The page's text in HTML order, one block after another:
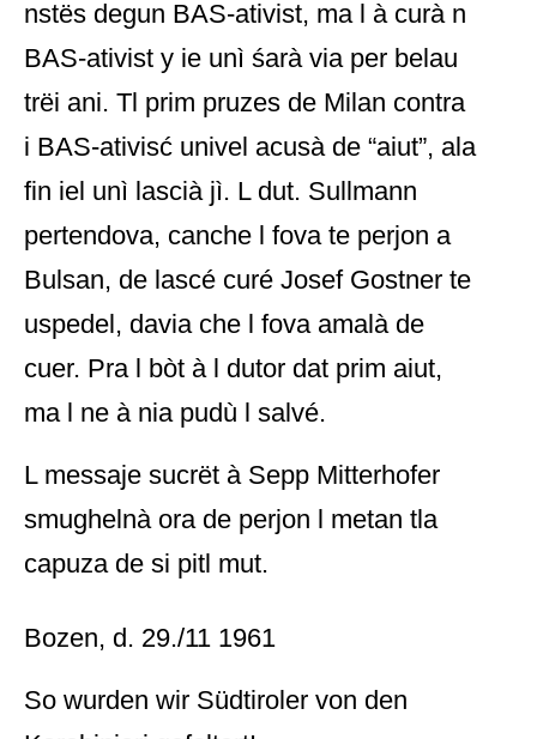
nstës degun BAS-ativist, ma l à curà n
BAS-ativist y ie unì śarà via per belau
trëi ani. Tl prim pruzes de Milan contra
i BAS-ativisć univel acusà de “aiut”, ala
fin iel unì lascià jì. L dut. Sullmann
pertendova, canche l fova te perjon a
Bulsan, de lascé curé Josef Gostner te
uspedel, davia che l fova amalà de
cuer. Pra l bòt à l dutor dat prim aiut,
ma l ne à nia pudù l salvé.
L messaje sucrët à Sepp Mitterhofer
smughelnà ora de perjon l metan tla
capuza de si pitl mut.
Bozen, d. 29./11 1961
So wurden wir Südtiroler von den